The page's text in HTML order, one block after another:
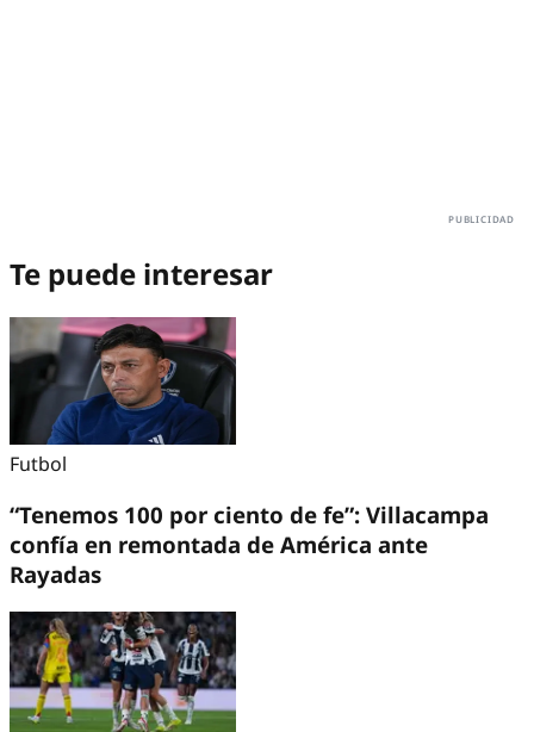
Te puede interesar
Futbol
​“Tenemos 100 por ciento de fe”: Villacampa
confía en remontada de América ante
Rayadas